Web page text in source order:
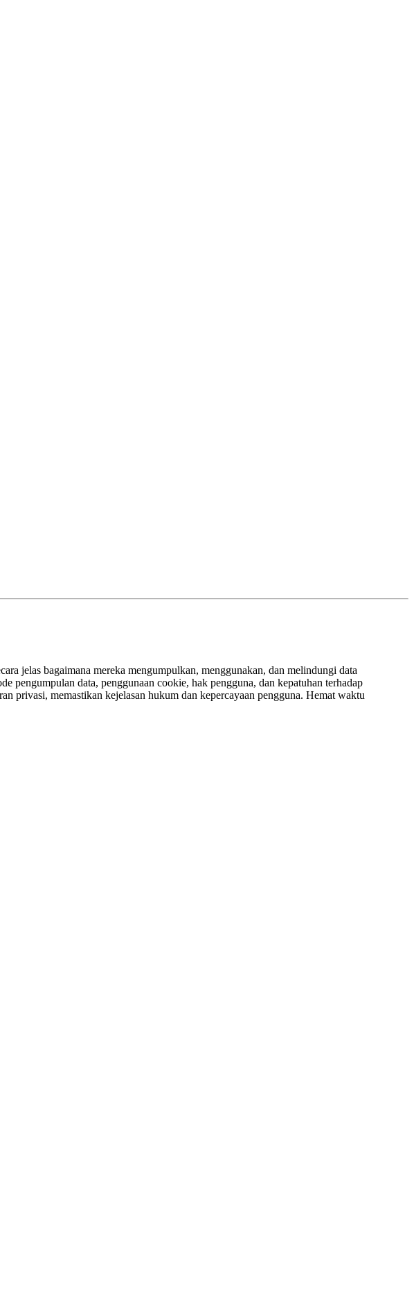
jelas bagaimana mereka mengumpulkan, menggunakan, dan melindungi data
pengumpulan data, penggunaan cookie, hak pengguna, dan kepatuhan terhadap
privasi, memastikan kejelasan hukum dan kepercayaan pengguna. Hemat waktu